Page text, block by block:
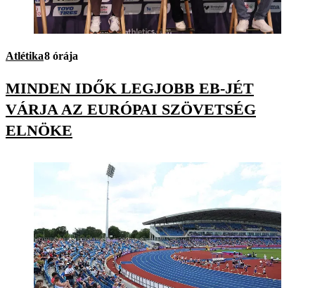
Atlétika8 órája
MINDEN IDŐK LEGJOBB EB-JÉT
VÁRJA AZ EURÓPAI SZÖVETSÉG
ELNÖKE